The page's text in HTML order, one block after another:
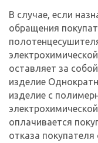
В случае, если
обращения
оставляет за
изделие
изделие с
оплачивается
отказа